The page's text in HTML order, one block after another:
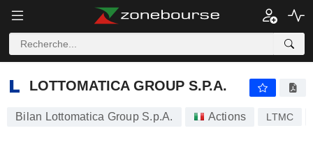
LOTTOMATICA GROUP S.P.A.
LOTTOMATICA GROUP S.P.A.
Bilan Lottomatica Group S.p.A. Actions LTMC